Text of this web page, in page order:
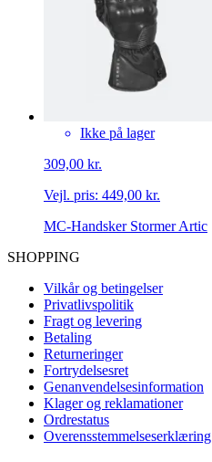
Ikke på lager
309,00 kr.
Vejl. pris: 449,00 kr.
MC-Handsker Stormer Artic
SHOPPING
Vilkår og betingelser
Privatlivspolitik
Fragt og levering
Betaling
Returneringer
Fortrydelsesret
Genanvendelsesinformation
Klager og reklamationer
Ordrestatus
Overensstemmelseserklæring